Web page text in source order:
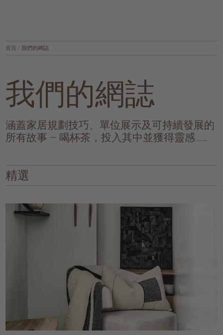
首頁 / 我們的網誌
我們的網誌
涵蓋家居規劃技巧、單位展示及可持續發展的
所有故事 — 喝杯茶，投入其中並獲得靈感……
精選